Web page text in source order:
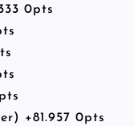
0pts
+81.957 0pts